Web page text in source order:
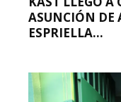
ASUNCIÓN DE
ESPRIELLA...